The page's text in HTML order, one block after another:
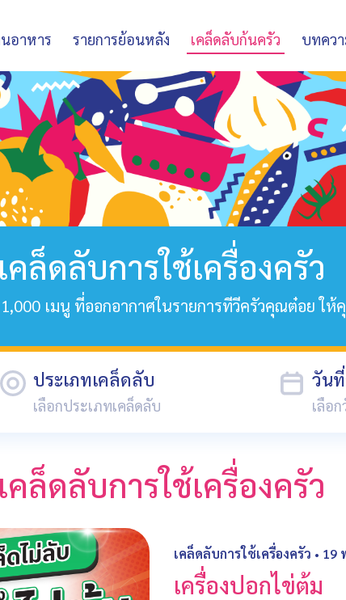
อาหาร รายการย้อนหลัง เคล็ดลับก้นครัว บทคว
เคล็ดลับการใช้เครื่องครัว
เมนู ที่ออกอากาศในรายการทีวีครัวคุณต๋อย ใ
ประเภทเคล็ดลับ วัน
เคล็ดลับการใช้เครื่องครัว
เคล็ดลับการใช้เครื่องครัว • 19
เครื่องปอกไข่ต้ม